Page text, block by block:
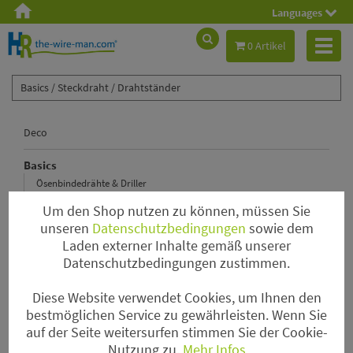
Languages
0 Artikel
Basics / Steckdraht / Drahtständer
Deco
Basics
Ösenbindedrähte & Driller
Steckdraht
Wickeldraht & Drahtspinne
Tape & Kleber & Bindebast & Spray
Kenzane & Pinholder & Steckschaum & Kerzenhalter
Haften & Nadeln & Ringe
Myrtendraht
Gitterkörbchen & Gitterrollen
Um den Shop nutzen zu können, müssen Sie
unseren Datenschutzbedingungen sowie dem
Laden externer Inhalte gemäß unserer
Datenschutzbedingungen zustimmen.
Diese Website verwendet Cookies, um Ihnen den
bestmöglichen Service zu gewährleisten. Wenn Sie
auf der Seite weitersurfen stimmen Sie der Cookie-